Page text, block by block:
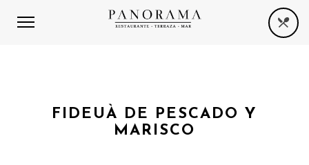
FIDEUÀ DE PESCADO Y
MARISCO